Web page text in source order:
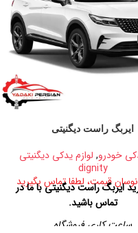
ایربگ راست دیگنیتی
خودرو, لوازم یدکی دیگنیتی
dignity
قیمت، لطفا تماس بگیرید
ایربگ راست دیگنیتی با ما در
تماس باشید.
ساعت کاری فروشگاه